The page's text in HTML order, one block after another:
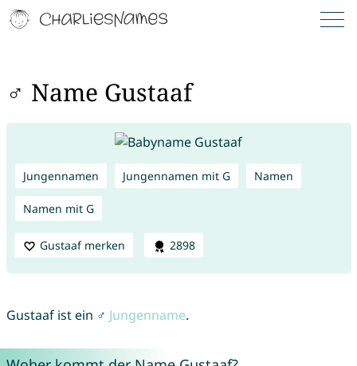
♂ Name Gustaaf
Jungennamen Jungennamen mit G Namen
Namen mit G
Gustaaf merken 2898
Gustaaf ist ein ♂ Jungenname.